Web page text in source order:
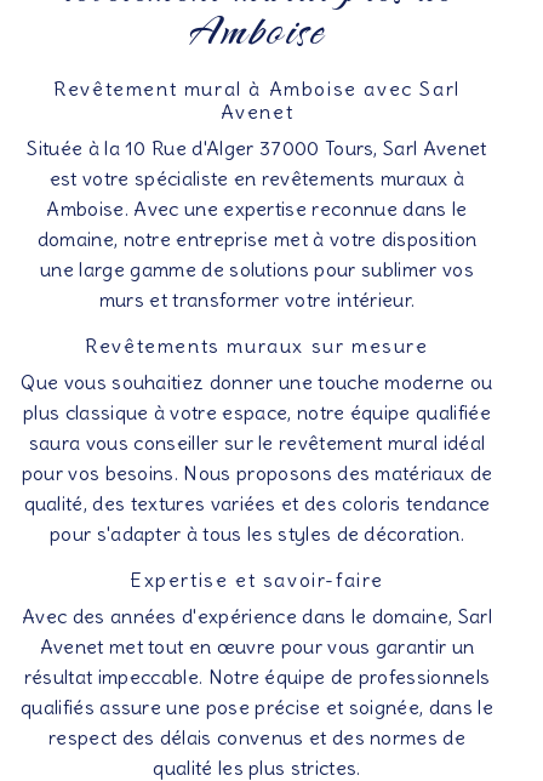
Amboise
Revêtement mural à Amboise avec Sarl
Avenet
Située à la 10 Rue d'Alger 37000 Tours, Sarl Avenet
est votre spécialiste en revêtements muraux à
Amboise. Avec une expertise reconnue dans le
domaine, notre entreprise met à votre disposition
une large gamme de solutions pour sublimer vos
murs et transformer votre intérieur.
Revêtements muraux sur mesure
Que vous souhaitiez donner une touche moderne ou
plus classique à votre espace, notre équipe qualifiée
saura vous conseiller sur le revêtement mural idéal
pour vos besoins. Nous proposons des matériaux de
qualité, des textures variées et des coloris tendance
pour s'adapter à tous les styles de décoration.
Expertise et savoir-faire
Avec des années d'expérience dans le domaine, Sarl
Avenet met tout en œuvre pour vous garantir un
résultat impeccable. Notre équipe de professionnels
qualifiés assure une pose précise et soignée, dans le
respect des délais convenus et des normes de
qualité les plus strictes.